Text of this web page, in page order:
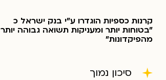
קרנות כספיות הוגדרו ע"י בנק ישראל כ
"בטוחות יותר ומעניקות תשואה גבוהה יותר
מהפיקדונות"
סיכון נמוך